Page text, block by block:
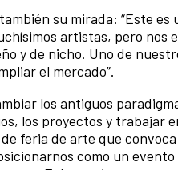
su mirada: “Este
artistas, pero
y de nicho. Uno de
el mercado”.
los antiguos
los proyectos y trabajar
feria de arte que
como un